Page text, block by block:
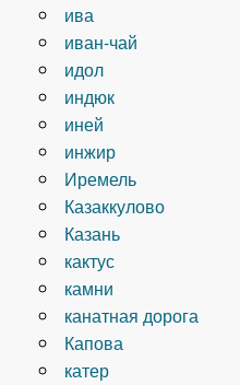
ива
иван-чай
идол
индюк
иней
инжир
Иремель
Казаккулово
Казань
кактус
камни
канатная дорога
Капова
катер